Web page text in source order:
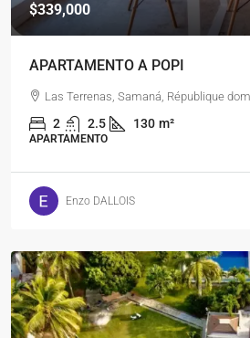
$339,000
APARTAMENTO A POPI
Las Terrenas, Samaná, République
2 2.5 130 m²
APARTAMENTO
Enzo DALLOIS